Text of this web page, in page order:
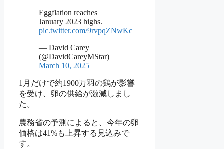
Eggflation reaches
January 2023 highs.
pic.twitter.com/9rvpqZNwKc
— David Carey
(@DavidCareyMStar)
March 10, 2025
1月だけで約1900万羽の鶏が影響
を受け、卵の供給が激減しまし
た。
農務省の予測によると、今年の卵
価格は41%も上昇する見込みで
す。